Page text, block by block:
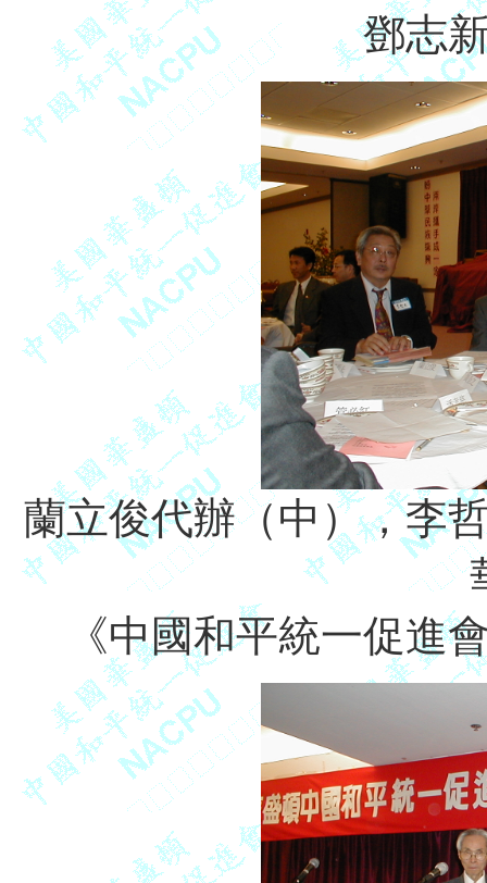
鄧志
蘭立俊代辦（中），李
《中國和平統一促進